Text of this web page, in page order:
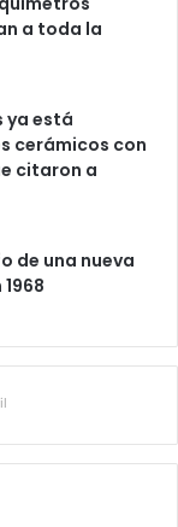
a toda la
ya está
cerámicos con
citaron a
de una nueva